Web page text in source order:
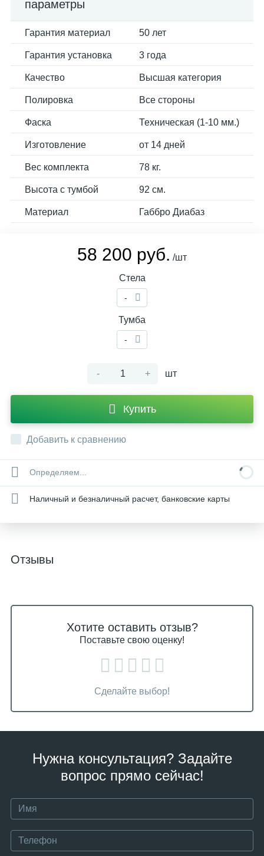
параметры
Гарантия материал 50 лет
Гарантия установка 3 года
Качество Высшая категория
Полировка Все стороны
Фаска Техническая (1-10 мм.)
Изготовление от 14 дней
Вес комплекта 78 кг.
Высота с тумбой 92 см.
Материал Габбро Диабаз
58 200 руб. /шт
Стела
-
Тумба
-
- + шт
Купить
Добавить к сравнению
Определяем...
Наличный и безналичный расчет, банковские карты
Отзывы
Хотите оставить отзыв?
Поставьте свою оценку!
Сделайте выбор!
Нужна консультация? Задайте
вопрос прямо сейчас!